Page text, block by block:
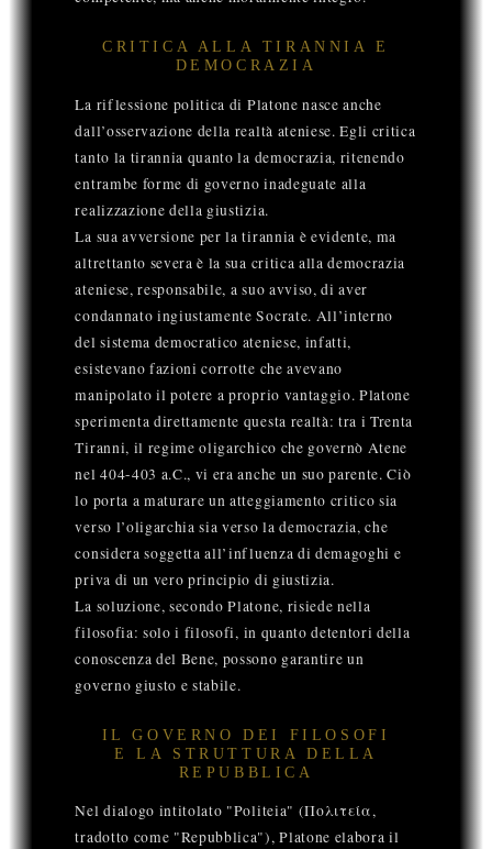
CRITICA ALLA TIRANNIA E
DEMOCRAZIA
La riflessione politica di Platone nasce anche
dall’osservazione della realtà ateniese. Egli critica
tanto la tirannia quanto la democrazia, ritenendo
entrambe forme di governo inadeguate alla
realizzazione della giustizia.
La sua avversione per la tirannia è evidente, ma
altrettanto severa è la sua critica alla democrazia
ateniese, responsabile, a suo avviso, di aver
condannato ingiustamente Socrate. All’interno
del sistema democratico ateniese, infatti,
esistevano fazioni corrotte che avevano
manipolato il potere a proprio vantaggio. Platone
sperimenta direttamente questa realtà: tra i Trenta
Tiranni, il regime oligarchico che governò Atene
nel 404-403 a.C., vi era anche un suo parente. Ciò
lo porta a maturare un atteggiamento critico sia
verso l’oligarchia sia verso la democrazia, che
considera soggetta all’influenza di demagoghi e
priva di un vero principio di giustizia.
La soluzione, secondo Platone, risiede nella
filosofia: solo i filosofi, in quanto detentori della
conoscenza del Bene, possono garantire un
governo giusto e stabile.
IL GOVERNO DEI FILOSOFI
E LA STRUTTURA DELLA
REPUBBLICA
Nel dialogo intitolato "Politeia" (Πολιτεία,
tradotto come "Repubblica"), Platone elabora il